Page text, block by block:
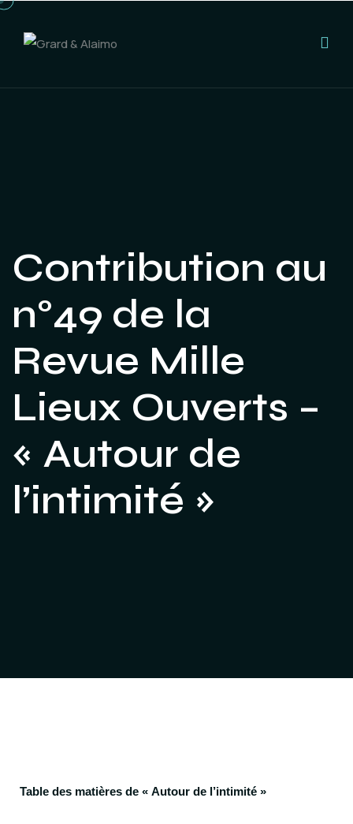
Contribution au
n°49 de la
Revue Mille
Lieux Ouverts –
« Autour de
l’intimité »
Table des matières de « Autour de l’intimité »